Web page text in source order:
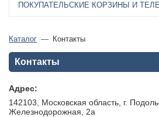
ПОКУПАТЕЛЬСКИЕ КОРЗИНЫ И
Каталог Контакты
Контакты
Адрес:
142103, Московская область, г.
Железнодорожная, 2а